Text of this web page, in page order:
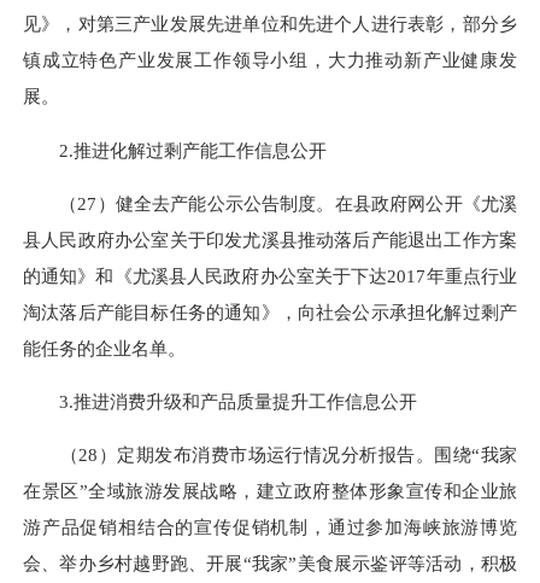
见》，对第三产业发展先进单位和先进个人进行表彰，部分乡
镇成立特色产业发展工作领导小组，大力推动新产业健康发
展。
2.推进化解过剩产能工作信息公开
（27）健全去产能公示公告制度。在县政府网公开《尤溪
县人民政府办公室关于印发尤溪县推动落后产能退出工作方案
的通知》和《尤溪县人民政府办公室关于下达2017年重点行业
淘汰落后产能目标任务的通知》，向社会公示承担化解过剩产
能任务的企业名单。
3.推进消费升级和产品质量提升工作信息公开
（28）定期发布消费市场运行情况分析报告。围绕“我家
在景区”全域旅游发展战略，建立政府整体形象宣传和企业旅
游产品促销相结合的宣传促销机制，通过参加海峡旅游博览
会、举办乡村越野跑、开展“我家”美食展示鉴评等活动，积极